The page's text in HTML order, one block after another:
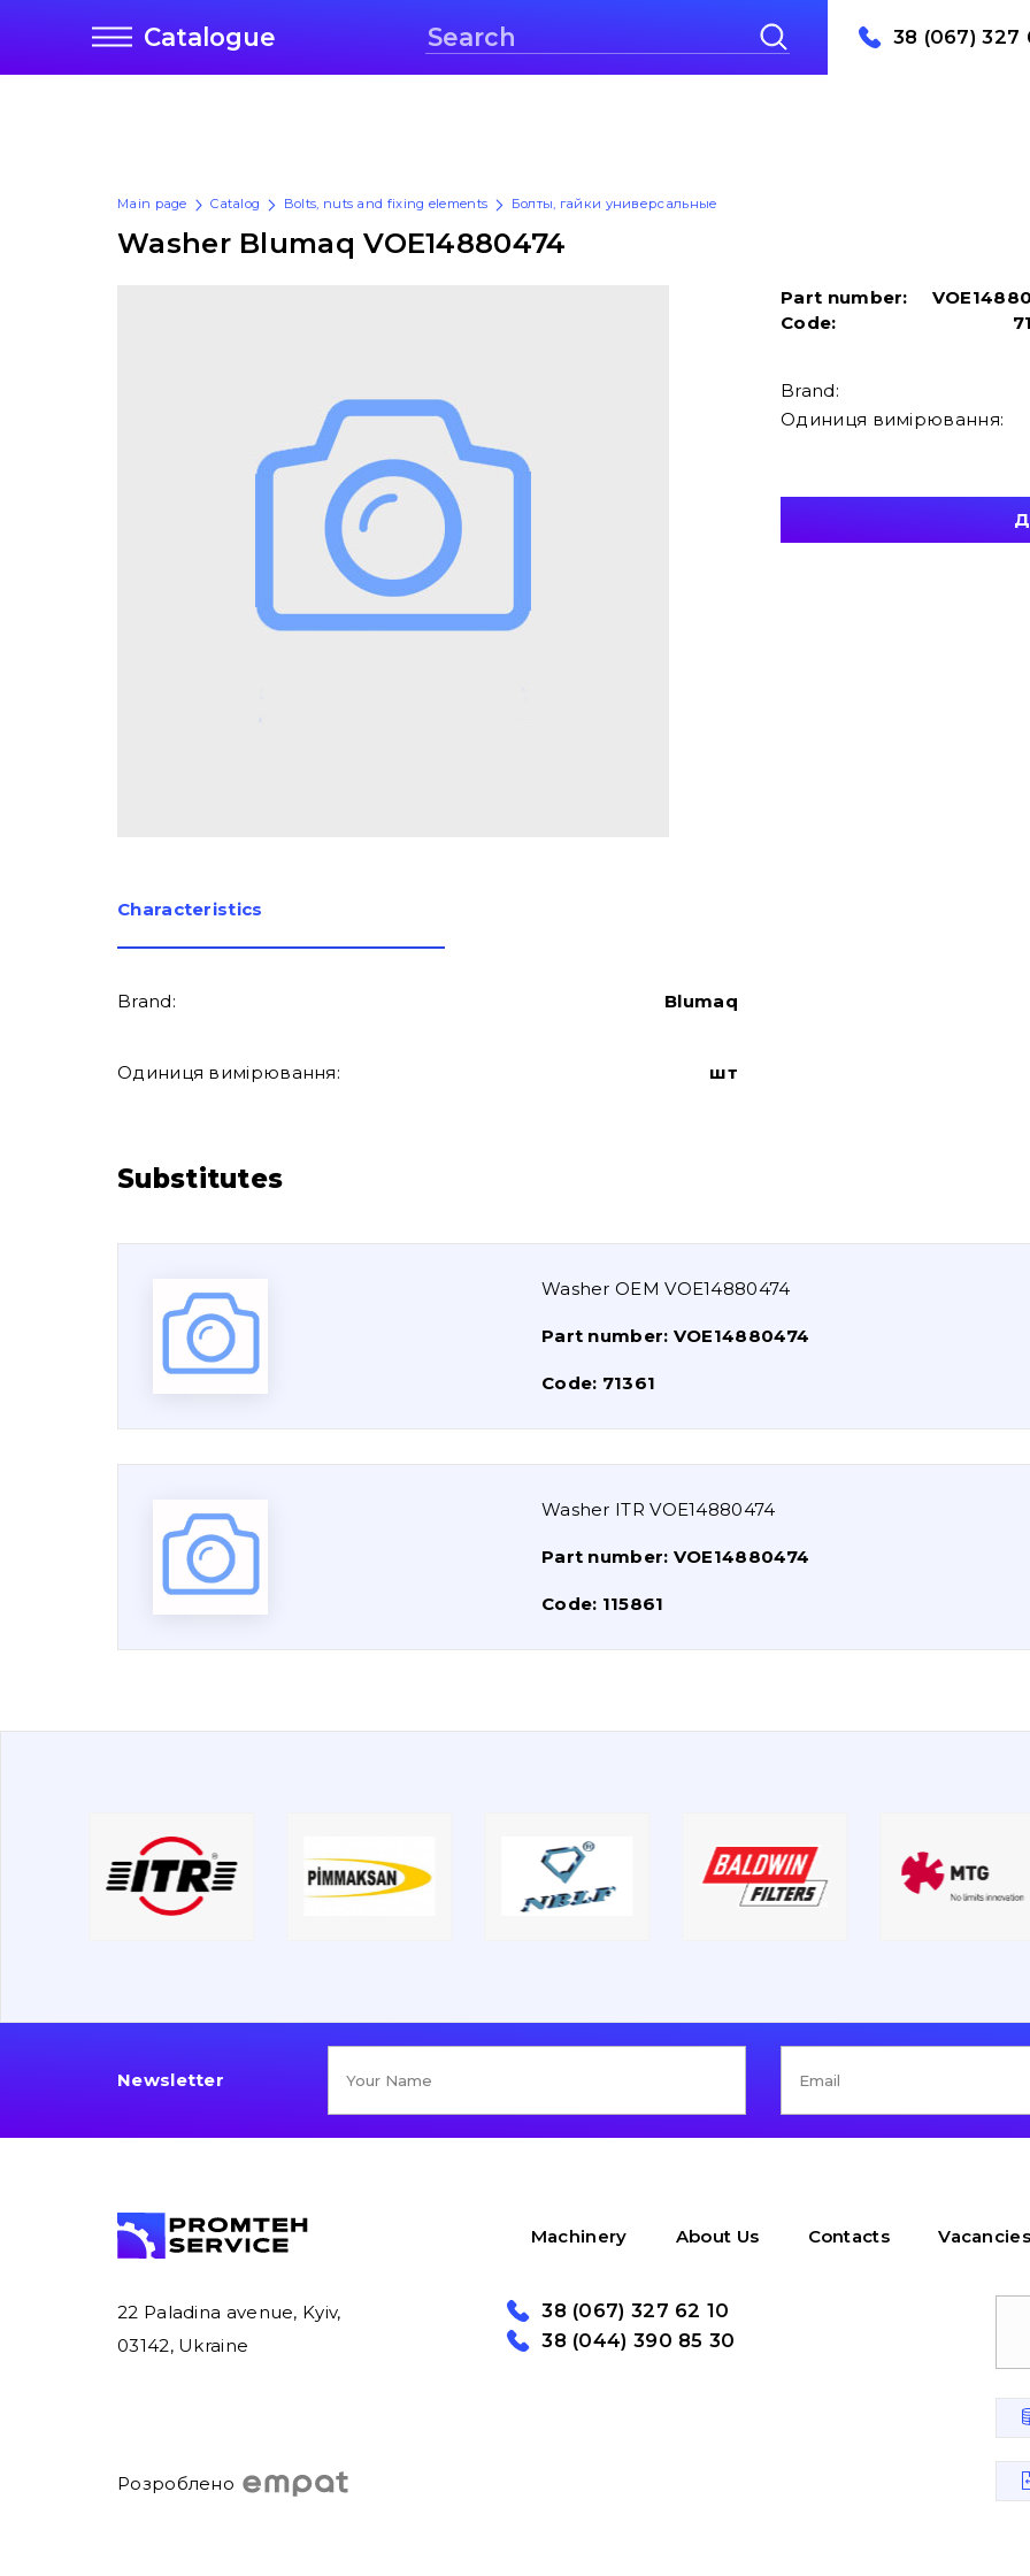
Catalogue 38 (067) 327
Main page Catalog Bolts, nuts and fixing elements Болты, гайки универсальные
Washer Blumaq VOE14880474
Part number:
Code:
Brand:
Одиниця вимірювання:
Сharacteristics
Brand: Blumaq
Одиниця вимірювання: шт
Substitutes
Washer OEM VOE14880474
Part number: VOE14880474
Code: 71361
Washer ITR VOE14880474
Part number: VOE14880474
Code: 115861
Newsletter
Machinery About Us Contacts Vacancies
22 Paladina avenue, Kyiv,
03142, Ukraine
Розроблено
38 (067) 327 62 10
38 (044) 390 85 30